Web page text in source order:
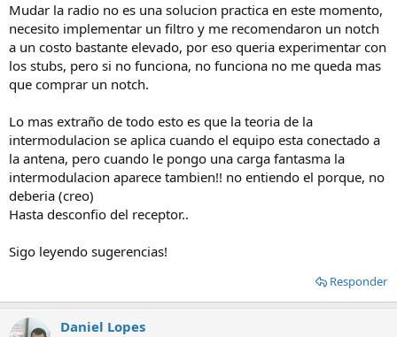
Mudar la radio no es una solucion practica en este momento,
necesito implementar un filtro y me recomendaron un notch
a un costo bastante elevado, por eso queria experimentar con
los stubs, pero si no funciona, no funciona no me queda mas
que comprar un notch.
Lo mas extraño de todo esto es que la teoria de la
intermodulacion se aplica cuando el equipo esta conectado a
la antena, pero cuando le pongo una carga fantasma la
intermodulacion aparece tambien!! no entiendo el porque, no
deberia (creo)
Hasta desconfio del receptor..
Sigo leyendo sugerencias!
Responder
Daniel Lopes